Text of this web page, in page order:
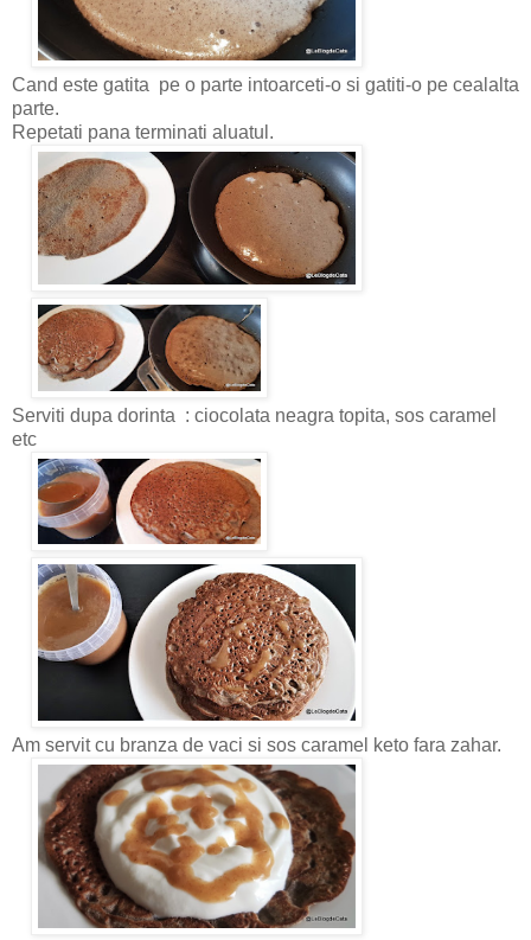
Cand este gatita pe o parte intoarceti-o si gatiti-o pe cealalta
parte.
Repetati pana terminati aluatul.
Serviti dupa dorinta : ciocolata neagra topita, sos caramel
etc
Am servit cu branza de vaci si sos caramel keto fara zahar.